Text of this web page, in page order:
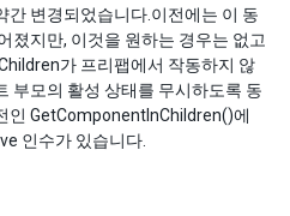
간 변경되었습니다.이전에는 이 동
졌지만, 이것을 원하는 경우는 없고
가 프리팹에서 작동하지 않
부모의 활성 상태를 무시하도록 동
인 GetComponentInChildren()에
인수가 있습니다.